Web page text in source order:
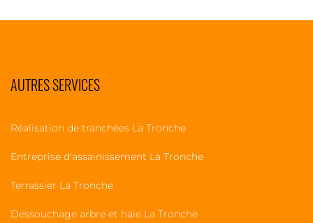
AUTRES SERVICES
Réalisation de tranchées La Tronche
Entreprise d'assainissement La Tronche
Terrassier La Tronche
Dessouchage arbre et haie La Tronche